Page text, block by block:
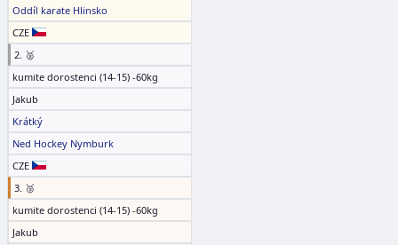
Oddíl karate Hlinsko
CZE
2. 🥈
kumite dorostenci (14-15) -60kg
Jakub
Krátký
Ned Hockey Nymburk
CZE
3. 🥉
kumite dorostenci (14-15) -60kg
Jakub